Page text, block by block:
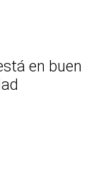
en buen